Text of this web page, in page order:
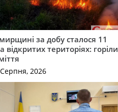
за добу сталося 11
територіях: горіли
2026